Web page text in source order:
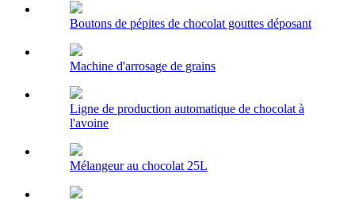
Boutons de pépites de chocolat gouttes déposant
Machine d'arrosage de grains
Ligne de production automatique de chocolat à
l'avoine
Mélangeur au chocolat 25L